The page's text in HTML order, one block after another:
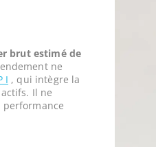
brut estimé de
ne
I , qui intègre la
Il ne